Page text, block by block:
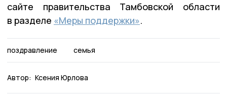
сайте правительства Тамбовской области
в разделе «Меры поддержки».
поздравление семья
Автор: Ксения Юрлова